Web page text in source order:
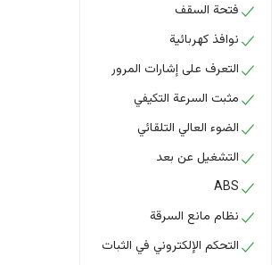
فتحة السقف
نوافذ كهربائية
التعرف على إشارات المرور
مثبت السرعة التكيفي
الضوء العالي التلقائي
التشغيل عن بعد
ABS
نظام مانع السرقة
التحكم الإلكتروني في الثبات